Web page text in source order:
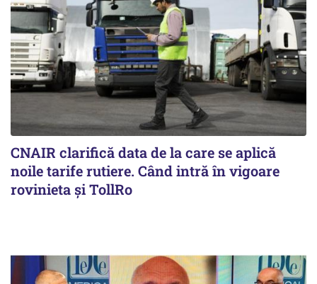
CNAIR clarifică data de la care se aplică
noile tarife rutiere. Când intră în vigoare
rovinieta și TollRo